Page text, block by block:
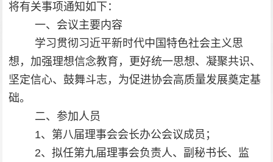
将有关事项通知如下：
一、会议主要内容
学习贯彻习近平新时代中国特色社会主义思
想，加强理想信念教育，更好统一思想、凝聚共识、
坚定信心、鼓舞斗志 ， 为促进协会高质量发展奠定基
础。
二、参加人员
1、第八届理事会会长办公会议成员；
2、拟任第九届理事会负责人、副秘书长、监